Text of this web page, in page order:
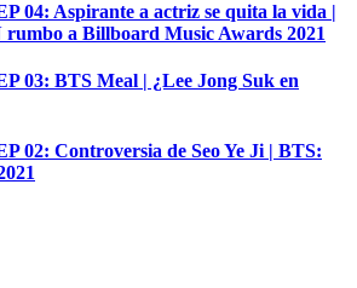
04: Aspirante a actriz se quita la vida |
a Billboard Music Awards 2021
03: BTS Meal | ¿Lee Jong Suk en
02: Controversia de Seo Ye Ji | BTS: